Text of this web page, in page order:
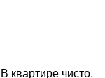
квартире чисто,